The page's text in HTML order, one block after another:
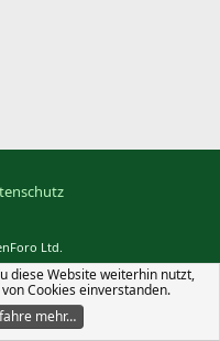
Ltd.
diese Website weiterhin nutzt,
Cookies einverstanden.
mehr…